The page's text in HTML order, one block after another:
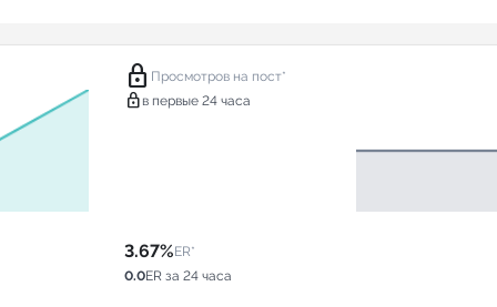
lock Просмотров на пост*
lock в первые 24 часа
3.67%ER*
0.0ER за 24 часа